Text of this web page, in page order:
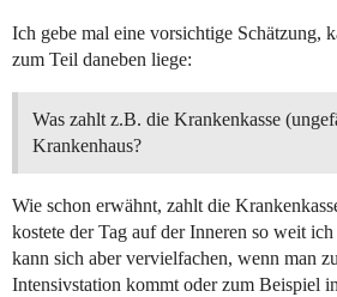
Ich gebe mal eine vorsichtige Schätzung,
zum Teil daneben liege:
Was zahlt z.B. die Krankenkasse
Krankenhaus?
Wie schon erwähnt, zahlt die
kostete der Tag auf der Inneren so weit
kann sich aber vervielfachen, wenn man
Intensivstation kommt oder zum Beispiel